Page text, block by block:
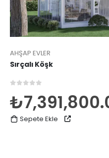
AHŞAP EVLER
Sırçalı Köşk
₺
Sepete Ekle